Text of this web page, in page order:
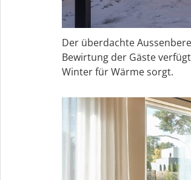
Der überdachte
Bewirtung der Gäste
Winter für Wärme sorgt.